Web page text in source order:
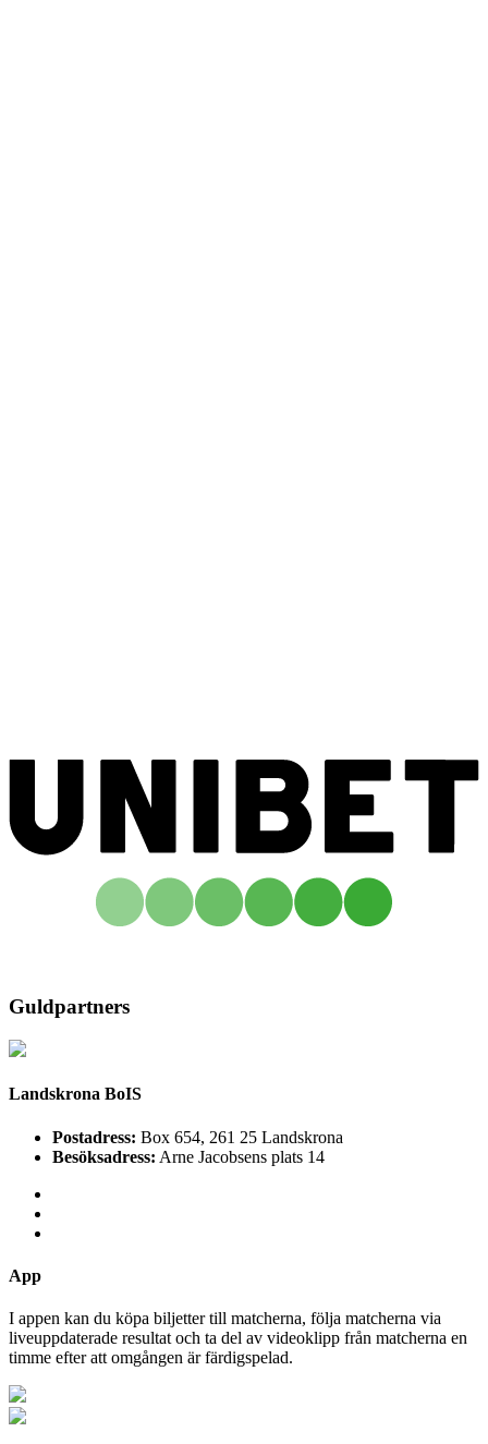
Guldpartners
Landskrona BoIS
Postadress: Box 654, 261 25 Landskrona
Besöksadress: Arne Jacobsens plats 14
App
I appen kan du köpa biljetter till matcherna, följa matcherna via
liveuppdaterade resultat och ta del av videoklipp från matcherna en
timme efter att omgången är färdigspelad.